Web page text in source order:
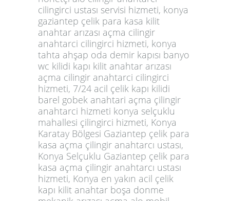
cilingirci ustası servisi hizmeti, konya
gaziantep çelik para kasa kilit
anahtar arızası açma cilingir
anahtarci cilingirci hizmeti, konya
tahta ahşap oda demir kapısı banyo
wc kilidi kapı kilit anahtar arızası
açma cilingir anahtarci cilingirci
hizmeti, 7/24 acil çelik kapı kilidi
barel gobek anahtari açma çilingir
anahtarci hizmeti konya selçuklu
mahallesi çilingirci hizmeti, Konya
Karatay Bölgesi Gaziantep çelik para
kasa açma çilingir anahtarcı ustası,
Konya Selçuklu Gaziantep çelik para
kasa açma çilingir anahtarcı ustası
hizmeti, Konya en yakın acil çelik
kapı kilit anahtar boşa donme